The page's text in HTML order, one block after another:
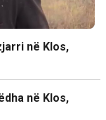
në Klos,
në Klos,